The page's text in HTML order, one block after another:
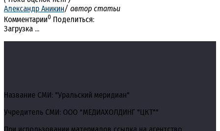
Александр Аникин/ автор статьи
Комментарии0 Поделиться:
Загрузка ...
Название СМИ: "Уральский меридиан"
Учредитель СМИ: ООО "МЕДИАХОЛДИНГ "ЦКТ""